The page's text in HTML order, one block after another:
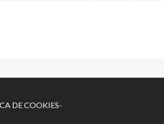
DE COOKIES-